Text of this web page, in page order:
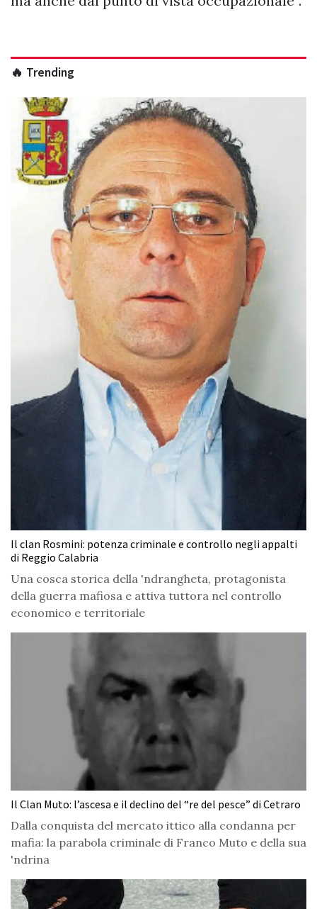
🔥 Trending
Il clan Rosmini: potenza criminale e controllo negli appalti
di Reggio Calabria
Una cosca storica della 'ndrangheta, protagonista
della guerra mafiosa e attiva tuttora nel controllo
economico e territoriale
Il Clan Muto: l’ascesa e il declino del “re del pesce” di Cetraro
Dalla conquista del mercato ittico alla condanna per
mafia: la parabola criminale di Franco Muto e della sua
'ndrina